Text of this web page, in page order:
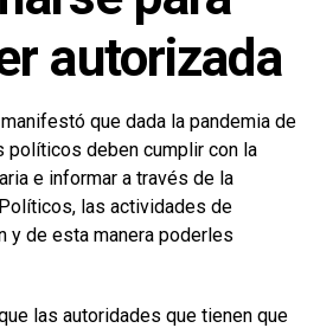
autorizada
que dada la pandemia de
políticos deben cumplir con la
e informar a través de la
las actividades de
y de esta manera poderles
las autoridades que tienen que